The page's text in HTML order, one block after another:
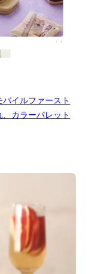
イルファースト
カラーパレット